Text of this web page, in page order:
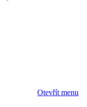
Otevřít menu